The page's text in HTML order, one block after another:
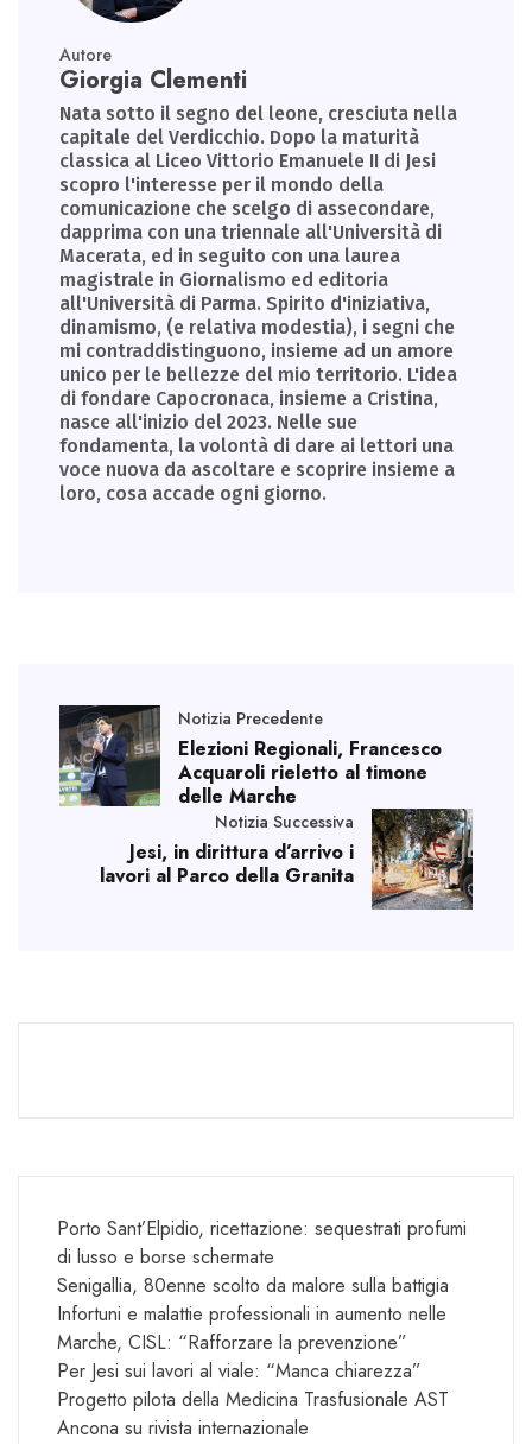
Autore
Giorgia Clementi
Nata sotto il segno del leone, cresciuta nella
capitale del Verdicchio. Dopo la maturità
classica al Liceo Vittorio Emanuele II di Jesi
scopro l'interesse per il mondo della
comunicazione che scelgo di assecondare,
dapprima con una triennale all'Università di
Macerata, ed in seguito con una laurea
magistrale in Giornalismo ed editoria
all'Università di Parma. Spirito d'iniziativa,
dinamismo, (e relativa modestia), i segni che
mi contraddistinguono, insieme ad un amore
unico per le bellezze del mio territorio. L'idea
di fondare Capocronaca, insieme a Cristina,
nasce all'inizio del 2023. Nelle sue
fondamenta, la volontà di dare ai lettori una
voce nuova da ascoltare e scoprire insieme a
loro, cosa accade ogni giorno.
Notizia Precedente
Elezioni Regionali, Francesco
Acquaroli rieletto al timone
delle Marche
Notizia Successiva
Jesi, in dirittura d’arrivo i
lavori al Parco della Granita
Porto Sant’Elpidio, ricettazione: sequestrati profumi
di lusso e borse schermate
Senigallia, 80enne scolto da malore sulla battigia
Infortuni e malattie professionali in aumento nelle
Marche, CISL: “Rafforzare la prevenzione”
Per Jesi sui lavori al viale: “Manca chiarezza”
Progetto pilota della Medicina Trasfusionale AST
Ancona su rivista internazionale